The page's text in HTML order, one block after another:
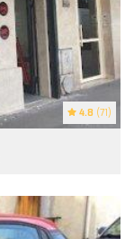
4.8 (71)